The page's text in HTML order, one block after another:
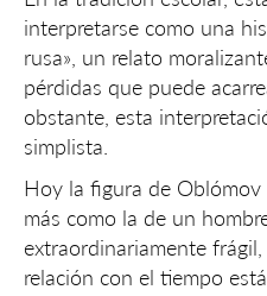
interpretarse como una
rusa», un relato
pérdidas que puede
obstante, esta
simplista.
Hoy la figura de Oblómov
más como la de un
extraordinariamente
relación con el tiempo